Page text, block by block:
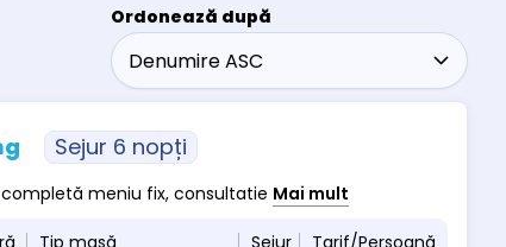
Ordonează după
Sejur 6 nopți
meniu fix, consultatie Mai mult
Tip masă Sejur Tarif/Persoană